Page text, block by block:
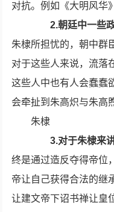
对抗。例如《大明风华
2.朝廷中一些
朱棣所担忧的，朝中群
对于这些人来说，流落
这些人中也有人会蠢蠢
会牵扯到朱高炽与朱高
朱棣
3.对于朱棣来
终是通过造反夺得帝位
帝让自己获得合法的继
让建文帝下诏书禅让皇